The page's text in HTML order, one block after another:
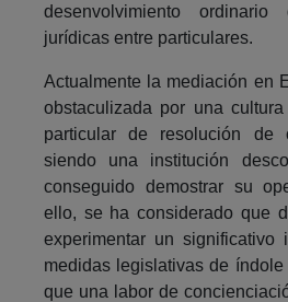
desenvolvimiento
jurídicas entre particulares.
Actualmente la mediación en
obstaculizada por una
particular de resolución de
siendo una institución
conseguido demostrar su
ello, se ha considerado que
experimentar un significativo
medidas legislativas de
que una labor de